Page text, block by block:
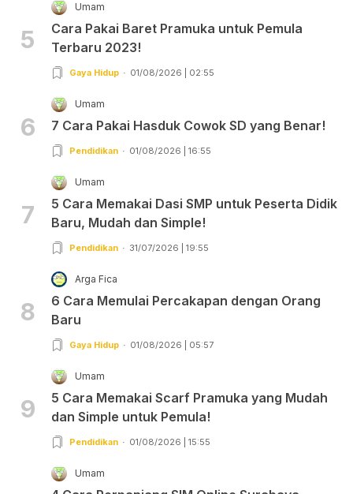
5
Umam
Cara Pakai Baret Pramuka untuk Pemula
Terbaru 2023!
Gaya Hidup 01/08/2026 | 02:55
6
Umam
7 Cara Pakai Hasduk Cowok SD yang Benar!
Pendidikan 01/08/2026 | 16:55
7
Umam
5 Cara Memakai Dasi SMP untuk Peserta Didik
Baru, Mudah dan Simple!
Pendidikan 31/07/2026 | 19:55
8
Arga Fica
6 Cara Memulai Percakapan dengan Orang
Baru
Gaya Hidup 01/08/2026 | 05:57
9
Umam
5 Cara Memakai Scarf Pramuka yang Mudah
dan Simple untuk Pemula!
Pendidikan 01/08/2026 | 15:55
Umam